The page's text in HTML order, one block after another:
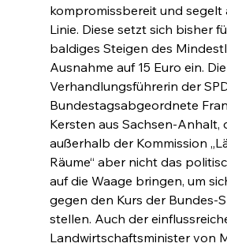
kompromissbereit und segelt
Linie. Diese setzt sich bisher
baldiges Steigen des
Ausnahme auf 15 Euro ein. Die
Verhandlungsführerin der
Bundestagsabgeordnete
Kersten aus Sachsen-Anhalt,
außerhalb der Kommission
Räume“ aber nicht das
auf die Waage bringen, um
gegen den Kurs der Bundes-
stellen. Auch der
Landwirtschaftsminister von